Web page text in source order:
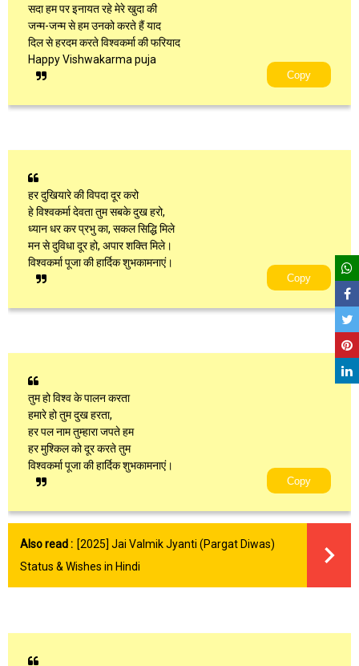
सदा हम पर इनायत रहे मेरे खुदा की
जन्म-जन्म से हम उनको करते हैं याद
दिल से हरदम करते विश्वकर्मा की फरियाद
Happy Vishwakarma puja
Copy
हर दुखियारे की विपदा दूर करो
हे विश्वकर्मा देवता तुम सबके दुख हरो,
ध्यान धर कर प्रभु का, सकल सिद्धि मिले
मन से दुविधा दूर हो, अपार शक्ति मिले।
विश्वकर्मा पूजा की हार्दिक शुभकामनाएं।
Copy
तुम हो विश्व के पालन करता
हमारे हो तुम दुख हरता,
हर पल नाम तुम्हारा जपते हम
हर मुश्किल को दूर करते तुम
विश्वकर्मा पूजा की हार्दिक शुभकामनाएं।
Copy
Also read : [2025] Jai Valmik Jyanti (Pargat Diwas)
Status & Wishes in Hindi